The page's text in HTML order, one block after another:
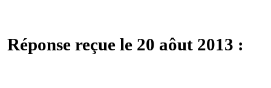
Réponse reçue le 20 aôut 2013 :